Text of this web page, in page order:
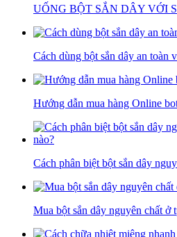
UỐNG BỘT SẮN DÂY VỚI
Cách dùng bột sắn dây an toàn
Hướng dẫn mua hàng Online
Cách phân biệt bột sắn dây
Mua bột sắn dây nguyên chất ở